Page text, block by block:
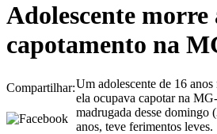
Adolescente morre
capotamento na
Compartilhar:Um adolescente de 16
ela ocupava capotar na
madrugada desse domingo
anos, teve ferimentos leves.